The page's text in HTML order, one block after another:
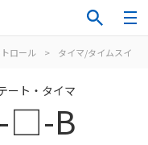
ロール > タイマ/タイムスイッ
ート・タイマ
□-B